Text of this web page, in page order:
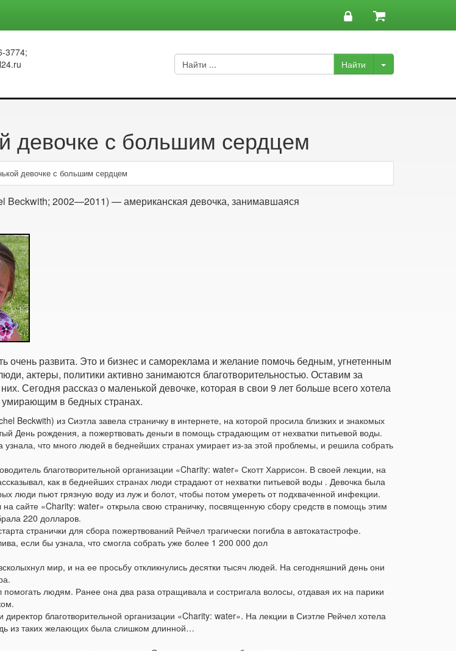
3774;
девочке с большим сердцем
девочке с большим сердцем
Beckwith; 2002—2011) — американская девочка, занимавшаяся
очень развита. Это и бизнес и самореклама и желание помочь бедным, угнетенным
актеры, политики активно занимаются благотворительностью. Оставим за
Сегодня рассказ о маленькой девочке, которая в свои 9 лет больше всего хотела
в бедных странах.
Beckwith) из Сиэтла завела страничку в интернете, на которой просила близких и знакомых
День рождения, а пожертвовать деньги в помощь страдающим от нехватки питьевой воды.
узнала, что много людей в беднейших странах умирает из-за этой проблемы, и решила собрать
благотворительной организации «Charity: water» Скотт Харрисон. В своей лекции, на
как в беднейших странах люди страдают от нехватки питьевой воды . Девочка была
люди пьют грязную воду из луж и болот, чтобы потом умереть от подхваченной инфекции.
сайте «Charity: water» открыла свою страничку, посвященную сбору средств в помощь этим
220 долларов.
странички для сбора пожертвований Рейчел трагически погибла в автокатастрофе.
если бы узнала, что смогла собрать уже более 1 200 000 дол
мир, и на ее просьбу откликнулись десятки тысяч людей. На сегодняшний день они
людям. Ранее она два раза отращивала и состригала волосы, отдавая их на парики
директор благотворительной организации «Charity: water». На лекции в Сиэтле Рейчел хотела
из таких желающих была слишком длинной…